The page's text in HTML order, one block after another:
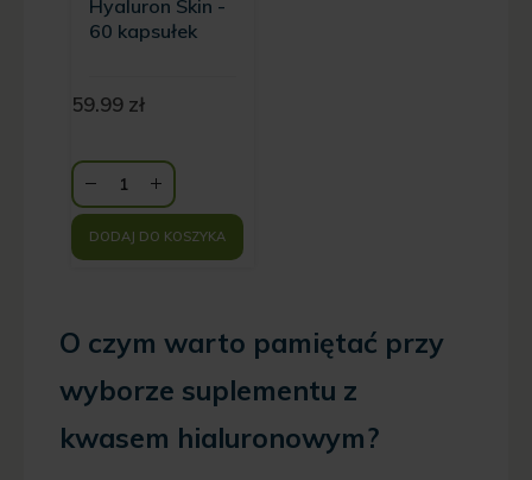
Hyaluron Skin -
60 kapsułek
59.99 zł
DODAJ DO KOSZYKA
O czym warto pamiętać przy
wyborze suplementu z
kwasem hialuronowym?